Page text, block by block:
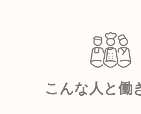
ーは、フランスの老舗製粉会社
変えるフランスのバターや生産者
旬の食材などにこだわり使用して
また職人たちが一つ一つ愛情を込
味わいに仕上げてお届けしており
そして地域との取り組みを積極的
こんな人と働